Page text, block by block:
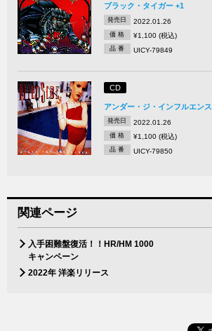
ブラック・タイガー +1
発売日 2022.01.26
価 格 ¥1,100 (税込)
品 番 UICY-79849
CD
アンダー・ジ・インフルエンス
発売日 2022.01.26
価 格 ¥1,100 (税込)
品 番 UICY-79850
関連ページ
入手困難盤復活！！HR/HM 1000
キャンペーン
2022年 洋楽リリース